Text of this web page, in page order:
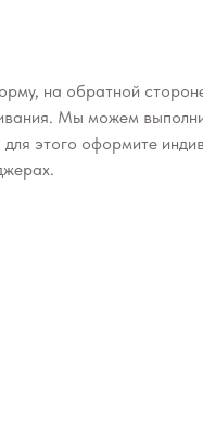
на обратной
Мы можем
этого оформите